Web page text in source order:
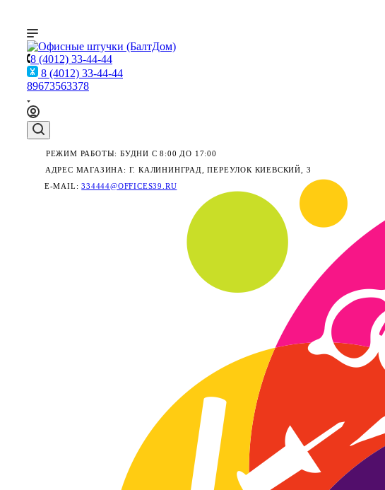
8 (4012) 33-44-44
8 (4012) 33-44-44
89673563378
РЕЖИМ РАБОТЫ: БУДНИ С 8:00 ДО 17:00
АДРЕС МАГАЗИНА: Г. КАЛИНИНГРАД, ПЕРЕУЛОК КИЕВСКИЙ, 3
E-MAIL:334444@OFFICES39.RU